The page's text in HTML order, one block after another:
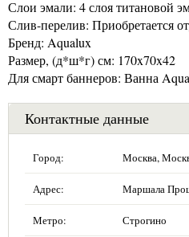
Слои эмали: 4 слоя титановой
Слив-перелив: Приобретается
Бренд: Aqualux
Размер, (д*ш*г) см: 170x70x42
Для смарт баннеров: Ванна
Контактные данные
Город: Москва,
Адрес: Маршала
Метро: Строгино